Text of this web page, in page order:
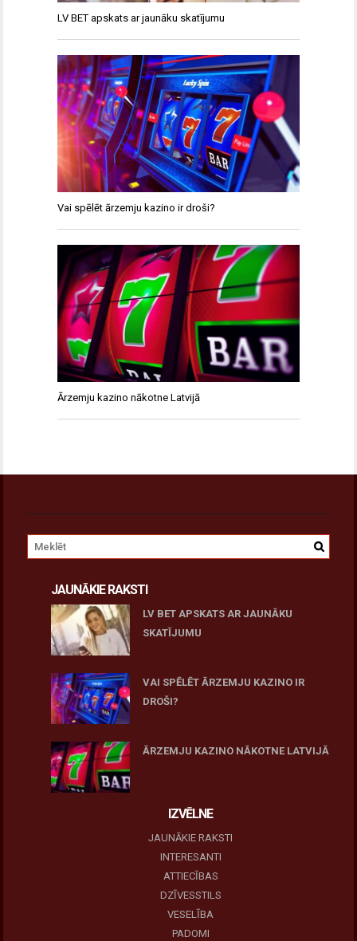
LV BET apskats ar jaunāku skatījumu
Vai spēlēt ārzemju kazino ir droši?
Ārzemju kazino nākotne Latvijā
JAUNĀKIE RAKSTI
LV BET APSKATS AR JAUNĀKU
SKATĪJUMU
VAI SPĒLĒT ĀRZEMJU KAZINO IR
DROŠI?
ĀRZEMJU KAZINO NĀKOTNE LATVIJĀ
IZVĒLNE
JAUNĀKIE RAKSTI
INTERESANTI
ATTIECĪBAS
DZĪVESSTILS
VESELĪBA
PADOMI